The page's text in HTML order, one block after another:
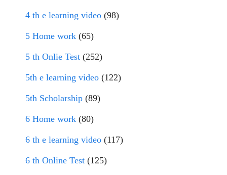
4 th e learning video (98)
5 Home work (65)
5 th Onlie Test (252)
5th e learning video (122)
5th Scholarship (89)
6 Home work (80)
6 th e learning video (117)
6 th Online Test (125)